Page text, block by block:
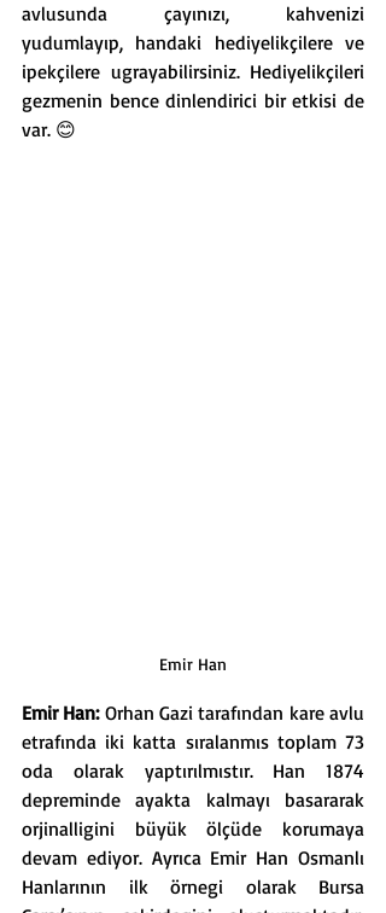
avlusunda çayınızı, kahvenizi
yudumlayıp, handaki hediyelikçilere ve
ipekçilere ugrayabilirsiniz. Hediyelikçileri
gezmenin bence dinlendirici bir etkisi de
var. 😊
Emir Han
Emir Han: Orhan Gazi tarafından kare avlu
etrafında iki katta sıralanmıs toplam 73
oda olarak yaptırılmıstır. Han 1874
depreminde ayakta kalmayı basararak
orjinalligini büyük ölçüde korumaya
devam ediyor. Ayrıca Emir Han Osmanlı
Hanlarının ilk örnegi olarak Bursa